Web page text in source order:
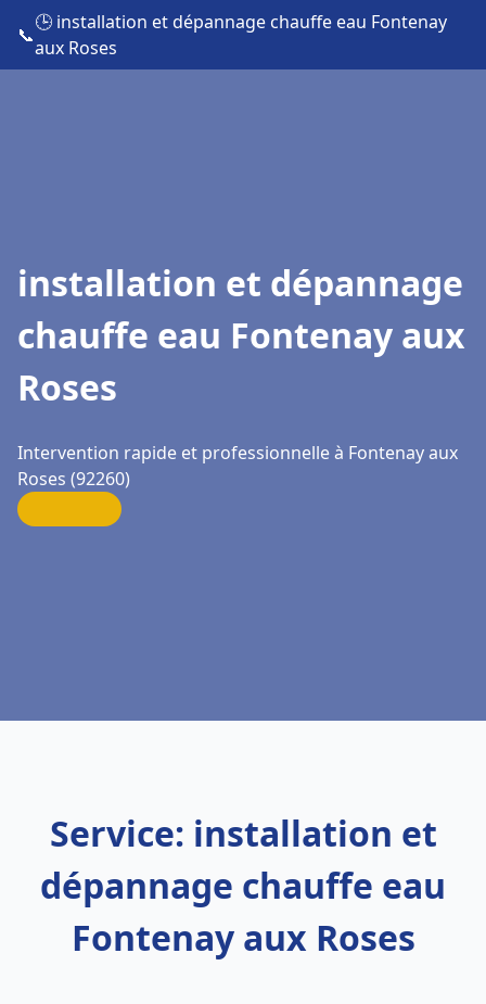
📞
🕒 installation et dépannage chauffe eau Fontenay
aux Roses
installation et dépannage
chauffe eau Fontenay aux
Roses
Intervention rapide et professionnelle à Fontenay aux
Roses (92260)
Service: installation et
dépannage chauffe eau
Fontenay aux Roses